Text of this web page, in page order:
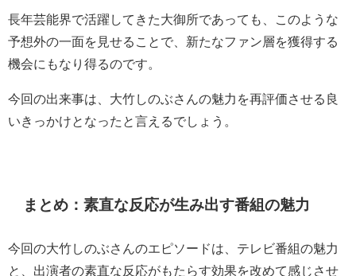
長年芸能界で活躍してきた大御所であっても、このような
予想外の一面を見せることで、新たなファン層を獲得する
機会にもなり得るのです。
今回の出来事は、大竹しのぶさんの魅力を再評価させる良
いきっかけとなったと言えるでしょう。
まとめ：素直な反応が生み出す番組の魅力
今回の大竹しのぶさんのエピソードは、テレビ番組の魅力
と、出演者の素直な反応がもたらす効果を改めて感じさせ